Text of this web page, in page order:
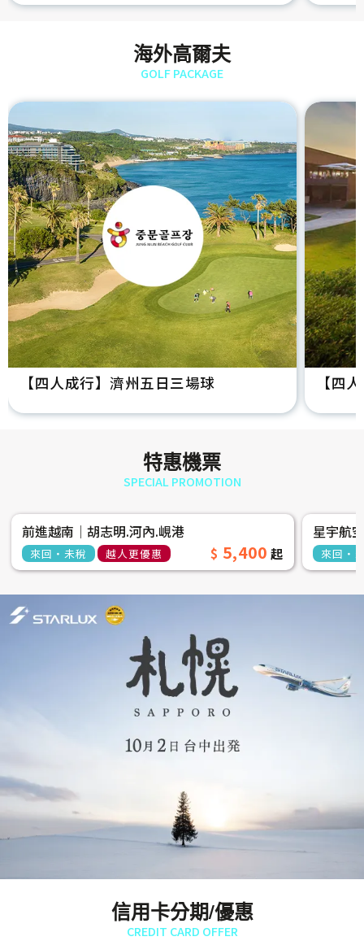
海外高爾夫
GOLF PACKAGE
【四人成行】濟州五日三場球 【四
特惠機票
SPECIAL PROMOTION
前進越南│胡志明.河內.峴港
來回‧未稅 越人更優惠 5,400
星宇航
來回‧
信用卡分期/優惠
CREDIT CARD OFFER